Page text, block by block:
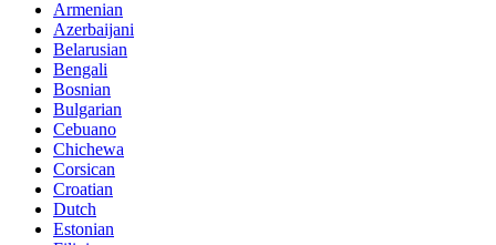
Armenian
Azerbaijani
Belarusian
Bengali
Bosnian
Bulgarian
Cebuano
Chichewa
Corsican
Croatian
Dutch
Estonian